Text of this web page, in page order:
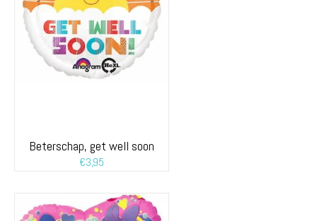
Beterschap, get well soon
€3,95